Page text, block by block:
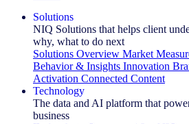
Solutions
NIQ Solutions that helps client
why, what to do next
Solutions Overview Market
Behavior & Insights Innovation
Activation Connected Content
Technology
The data and AI platform that
business